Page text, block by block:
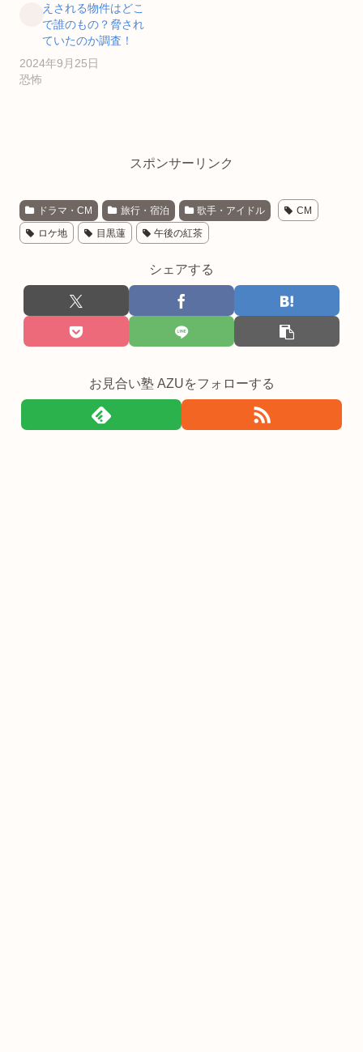
えされる物件はどこ
で誰のもの？脅され
ていたのか調査！
2024年9月25日
恐怖
スポンサーリンク
ドラマ・CM 旅行・宿泊 歌手・アイドル CM
ロケ地 目黒蓮 午後の紅茶
シェアする
お見合い塾 AZUをフォローする